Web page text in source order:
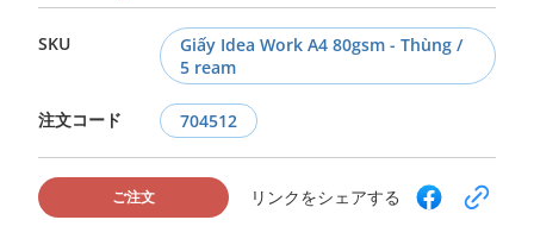
SKU
Giấy Idea Work A4 80gsm - Thùng /
5 ream
注文コード 704512
ご注文 リンクをシェアする